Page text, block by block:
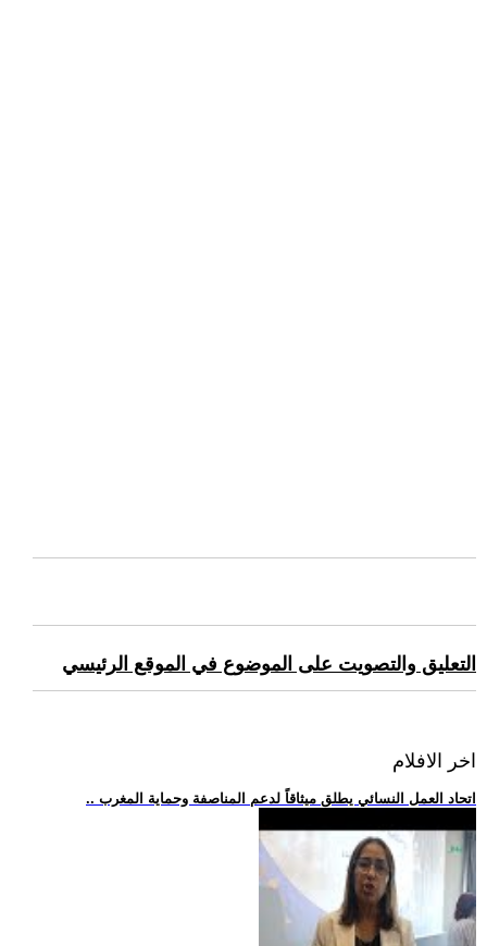
التعليق والتصويت على الموضوع في الموقع الرئيسي
اخر الافلام
.. اتحاد العمل النسائي يطلق ميثاقاً لدعم المناصفة وحماية المغرب